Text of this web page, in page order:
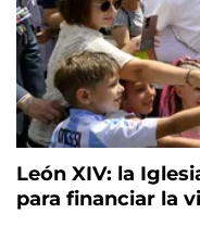
León XIV: la
para financiar la